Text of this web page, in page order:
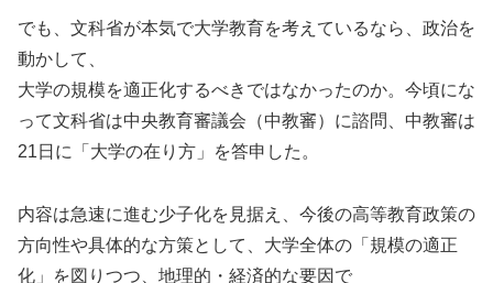
でも、文科省が本気で大学教育を考えているなら、政治を
動かして、
大学の規模を適正化するべきではなかったのか。今頃にな
って文科省は中央教育審議会（中教審）に諮問、中教審は
21日に「大学の在り方」を答申した。
内容は急速に進む少子化を見据え、今後の高等教育政策の
方向性や具体的な方策として、大学全体の「規模の適正
化」を図りつつ、地理的・経済的な要因で